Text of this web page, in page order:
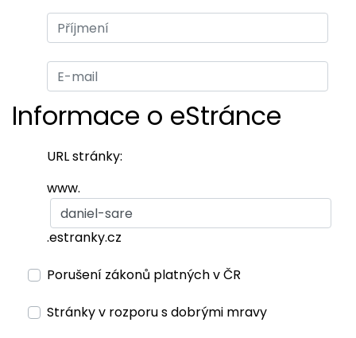
Informace o eStránce
URL stránky:
www.
.estranky.cz
Porušení zákonů platných v ČR
Stránky v rozporu s dobrými mravy